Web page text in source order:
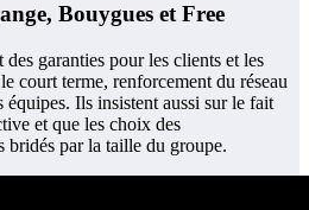
Bouygues et Free
garanties pour les clients et les
court terme, renforcement du réseau
Ils insistent aussi sur le fait
et que les choix des
bridés par la taille du groupe.